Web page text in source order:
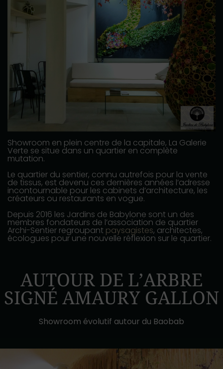
Showroom en plein centre de la capitale, La Galerie
Verte se situe dans un quartier en complète
mutation.
Le quartier du sentier, connu autrefois pour la vente
de tissus, est devenu ces dernières années l’adresse
incontournable pour les cabinets d’architecture, les
créateurs ou restaurants en vogue.
Depuis 2016 les Jardins de Babylone sont un des
membres fondateurs de l’association de quartier
Archi-Sentier regroupant paysagistes, architectes,
écologues pour une nouvelle réflexion sur le quartier.
AUTOUR DE L’ARBRE
SIGNÉ AMAURY GALLON
Showroom évolutif autour du Baobab